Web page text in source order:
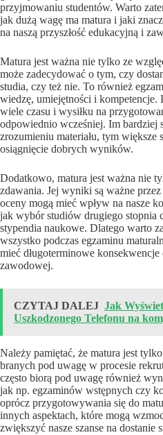
przyjmowaniu studentów. Warto
jak dużą wagę ma matura i jaki
na naszą przyszłość edukacyjną i
Matura jest ważna nie tylko ze
może zadecydować o tym, czy
studia, czy też nie. To również
wiedzę, umiejętności i
wiele czasu i wysiłku na
odpowiednio wcześniej. Im bardziej
zrozumieniu materiału, tym większe
osiągnięcie dobrych wyników.
Dodatkowo, matura jest ważna nie
zdawania. Jej wyniki są ważne
oceny mogą mieć wpływ na nasze
jak wybór studiów drugiego stopnia
stypendia naukowe. Dlatego warto
wszystko podczas egzaminu
mieć długoterminowe
zawodowej.
CZYTAJ DALEJ Jak
Uszkodzonego Telefonu na
Należy pamiętać, że matura jest
branych pod uwagę w procesie
często biorą pod uwagę również
jak np. egzaminów wstępnych czy
oprócz przygotowywania się do
innych aspektach, które mogą
zwiększyć nasze szanse na dostanie